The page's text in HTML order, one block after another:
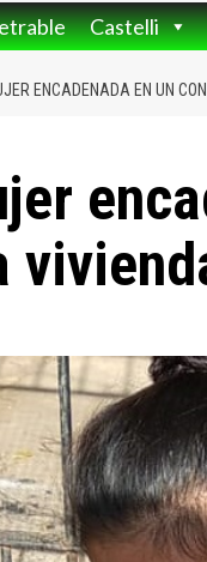
Castelli
ENCADENADA EN UN